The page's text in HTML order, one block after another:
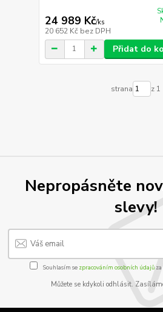
24 989 Kč/ks
20 652 Kč bez DPH
Přidat do
strana z 1
Nepropásněte
slevy!
Souhlasím se zpracováním osobních údajůza
Můžete se kdykoli odhlásit.